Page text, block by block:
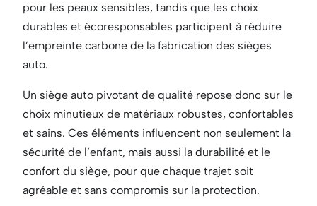
pour les peaux sensibles, tandis que les choix
durables et écoresponsables participent à réduire
l’empreinte carbone de la fabrication des sièges
auto.
Un siège auto pivotant de qualité repose donc sur le
choix minutieux de matériaux robustes, confortables
et sains. Ces éléments influencent non seulement la
sécurité de l’enfant, mais aussi la durabilité et le
confort du siège, pour que chaque trajet soit
agréable et sans compromis sur la protection.